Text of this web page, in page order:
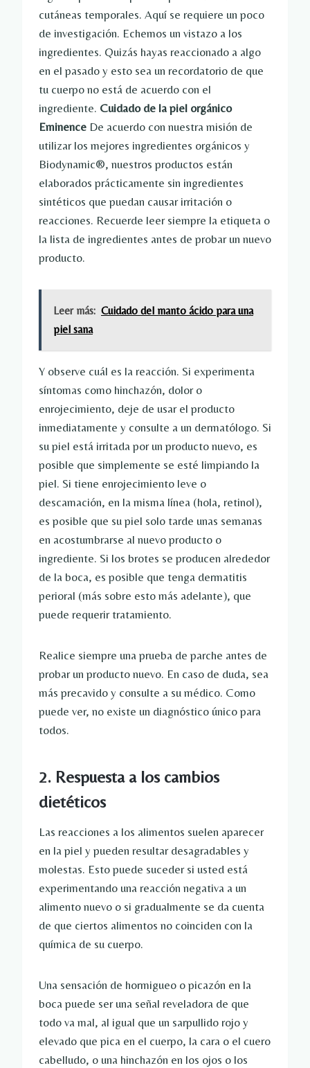
cutáneas temporales. Aquí se requiere un poco
de investigación. Echemos un vistazo a los
ingredientes. Quizás hayas reaccionado a algo
en el pasado y esto sea un recordatorio de que
tu cuerpo no está de acuerdo con el
ingrediente. Cuidado de la piel orgánico
Eminence De acuerdo con nuestra misión de
utilizar los mejores ingredientes orgánicos y
Biodynamic®, nuestros productos están
elaborados prácticamente sin ingredientes
sintéticos que puedan causar irritación o
reacciones. Recuerde leer siempre la etiqueta o
la lista de ingredientes antes de probar un nuevo
producto.
Leer más: Cuidado del manto ácido para una
piel sana
Y observe cuál es la reacción. Si experimenta
síntomas como hinchazón, dolor o
enrojecimiento, deje de usar el producto
inmediatamente y consulte a un dermatólogo. Si
su piel está irritada por un producto nuevo, es
posible que simplemente se esté limpiando la
piel. Si tiene enrojecimiento leve o
descamación, en la misma línea (hola, retinol),
es posible que su piel solo tarde unas semanas
en acostumbrarse al nuevo producto o
ingrediente. Si los brotes se producen alrededor
de la boca, es posible que tenga dermatitis
perioral (más sobre esto más adelante), que
puede requerir tratamiento.
Realice siempre una prueba de parche antes de
probar un producto nuevo. En caso de duda, sea
más precavido y consulte a su médico. Como
puede ver, no existe un diagnóstico único para
todos.
2. Respuesta a los cambios
dietéticos
Las reacciones a los alimentos suelen aparecer
en la piel y pueden resultar desagradables y
molestas. Esto puede suceder si usted está
experimentando una reacción negativa a un
alimento nuevo o si gradualmente se da cuenta
de que ciertos alimentos no coinciden con la
química de su cuerpo.
Una sensación de hormigueo o picazón en la
boca puede ser una señal reveladora de que
todo va mal, al igual que un sarpullido rojo y
elevado que pica en el cuerpo, la cara o el cuero
cabelludo, o una hinchazón en los ojos o los